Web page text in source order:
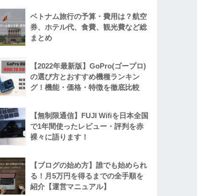
ベトナム旅行の予算・費用は？航空
券、ホテル代、食費、観光費など総
まとめ
【2022年最新版】GoPro(ゴープロ)
の選び方とおすすめ機種ランキン
グ！機能・価格・特徴を徹底比較
【無制限通信】FUJI Wifiを日本全国
で1年間使ったレビュー・評判を赤
裸々に語ります！
【ブログの始め方】誰でも始められ
る！月5万円を得るまでの全手順を
紹介【運営マニュアル】